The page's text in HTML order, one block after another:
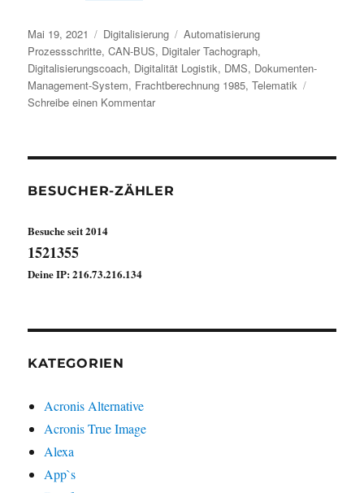
Veröffentlicht
am
Mai 19, 2021 Kategorien
Digitalisierung Schlagwörter
Automatisierung
Prozessschritte,CAN-BUS, Digitaler Tachograph,
Digitalisierungscoach, Digitalität Logistik, DMS, Dokumenten-
Management-System, Frachtberechnung 1985,Telematik
Schreibe einen Kommentarzu
BESUCHER-ZÄHLER
Besuche seit 2014
1521355
Deine IP: 216.73.216.134
KATEGORIEN
Acronis Alternative
Acronis True Image
Alexa
App`s